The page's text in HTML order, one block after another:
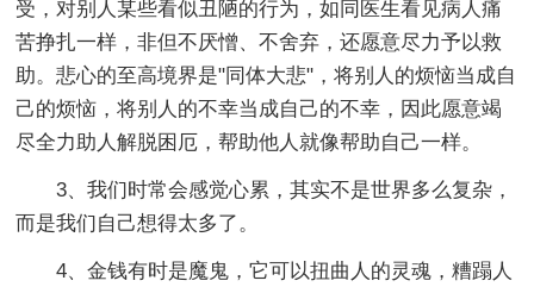
受，对别人某些看似丑陋的行为，如同医生看见病人痛
苦挣扎一样，非但不厌憎、不舍弃，还愿意尽力予以救
助。悲心的至高境界是"同体大悲"，将别人的烦恼当成自
己的烦恼，将别人的不幸当成自己的不幸，因此愿意竭
尽全力助人解脱困厄，帮助他人就像帮助自己一样。
3、我们时常会感觉心累，其实不是世界多么复杂，
而是我们自己想得太多了。
4、金钱有时是魔鬼，它可以扭曲人的灵魂，糟蹋人